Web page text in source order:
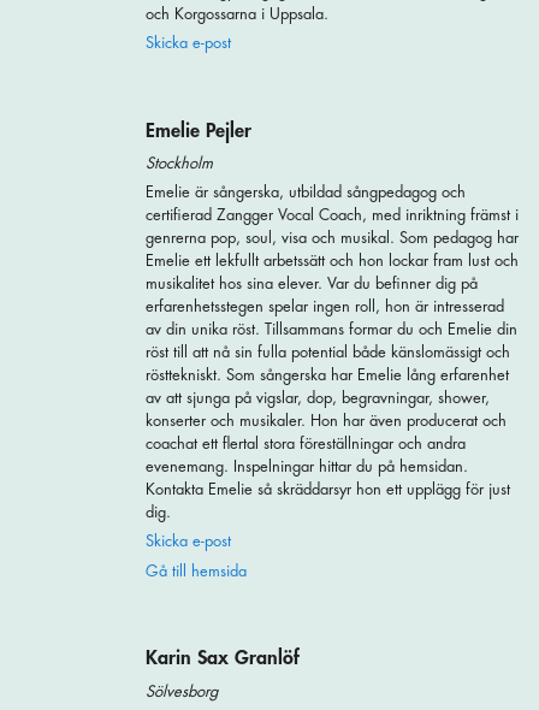
och Korgossarna i Uppsala.
Skicka e-post
Emelie Pejler
Stockholm
Emelie är sångerska, utbildad sångpedagog och
certifierad Zangger Vocal Coach, med inriktning främst i
genrerna pop, soul, visa och musikal. Som pedagog har
Emelie ett lekfullt arbetssätt och hon lockar fram lust och
musikalitet hos sina elever. Var du befinner dig på
erfarenhetsstegen spelar ingen roll, hon är intresserad
av din unika röst. Tillsammans formar du och Emelie din
röst till att nå sin fulla potential både känslomässigt och
rösttekniskt. Som sångerska har Emelie lång erfarenhet
av att sjunga på vigslar, dop, begravningar, shower,
konserter och musikaler. Hon har även producerat och
coachat ett flertal stora föreställningar och andra
evenemang. Inspelningar hittar du på hemsidan.
Kontakta Emelie så skräddarsyr hon ett upplägg för just
dig.
Skicka e-post
Gå till hemsida
Karin Sax Granlöf
Sölvesborg